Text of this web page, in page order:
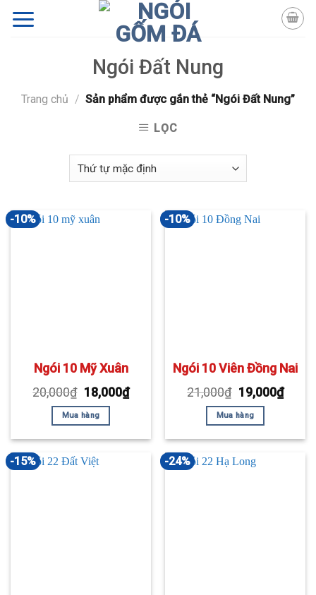
Ngói Đất Nung
Trang chủ / Sản phẩm được gắn thẻ “Ngói Đất Nung”
LỌC
-10%
Ngói 10 Mỹ Xuân
20,000₫ 18,000₫
Mua hàng
-10%
Ngói 10 Viên Đồng Nai
21,000₫ 19,000₫
Mua hàng
-15% -24%